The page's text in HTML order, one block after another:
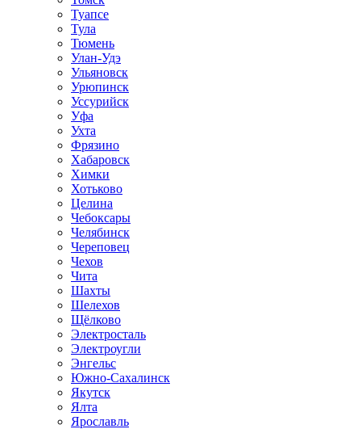
Туапсе
Тула
Тюмень
Улан-Удэ
Ульяновск
Урюпинск
Уссурийск
Уфа
Ухта
Фрязино
Хабаровск
Химки
Хотьково
Целина
Чебоксары
Челябинск
Череповец
Чехов
Чита
Шахты
Шелехов
Щёлково
Электросталь
Электроугли
Энгельс
Южно-Сахалинск
Якутск
Ялта
Ярославль